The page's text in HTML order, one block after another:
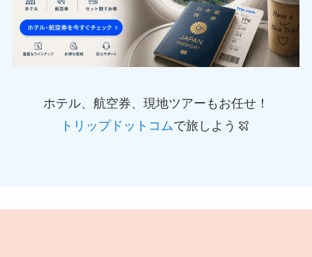
ホテル、航空券、現地ツアーもお任せ！
トリップドットコムで旅しよう